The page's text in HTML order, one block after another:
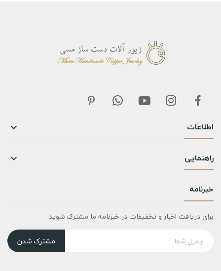
اطلاعات 
راهنمایی 
خبرنامه
برای دریافت اخبار و تخفیفات در خبرنامه ما مشترک شوید
مشترک شدن